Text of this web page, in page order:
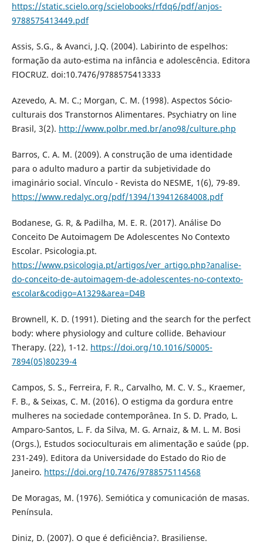
https://static.scielo.org/scielobooks/rfdq6/pdf/anjos-
9788575413449.pdf
Assis, S.G., & Avanci, J.Q. (2004). Labirinto de espelhos:
formação da auto-estima na infância e adolescência. Editora
FIOCRUZ. doi:10.7476/9788575413333
Azevedo, A. M. C.; Morgan, C. M. (1998). Aspectos Sócio-
culturais dos Transtornos Alimentares. Psychiatry on line
Brasil, 3(2). http://www.polbr.med.br/ano98/culture.php
Barros, C. A. M. (2009). A construção de uma identidade
para o adulto maduro a partir da subjetividade do
imaginário social. Vínculo - Revista do NESME, 1(6), 79-89.
https://www.redalyc.org/pdf/1394/139412684008.pdf
Bodanese, G. R, & Padilha, M. E. R. (2017). Análise Do
Conceito De Autoimagem De Adolescentes No Contexto
Escolar. Psicologia.pt.
https://www.psicologia.pt/artigos/ver_artigo.php?analise-
do-conceito-de-autoimagem-de-adolescentes-no-contexto-
escolar&codigo=A1329&area=D4B
Brownell, K. D. (1991). Dieting and the search for the perfect
body: where physiology and culture collide. Behaviour
Therapy. (22), 1-12. https://doi.org/10.1016/S0005-
7894(05)80239-4
Campos, S. S., Ferreira, F. R., Carvalho, M. C. V. S., Kraemer,
F. B., & Seixas, C. M. (2016). O estigma da gordura entre
mulheres na sociedade contemporânea. In S. D. Prado, L.
Amparo-Santos, L. F. da Silva, M. G. Arnaiz, & M. L. M. Bosi
(Orgs.), Estudos socioculturais em alimentação e saúde (pp.
231-249). Editora da Universidade do Estado do Rio de
Janeiro. https://doi.org/10.7476/9788575114568
De Moragas, M. (1976). Semiótica y comunicación de masas.
Península.
Diniz, D. (2007). O que é deficiência?. Brasiliense.